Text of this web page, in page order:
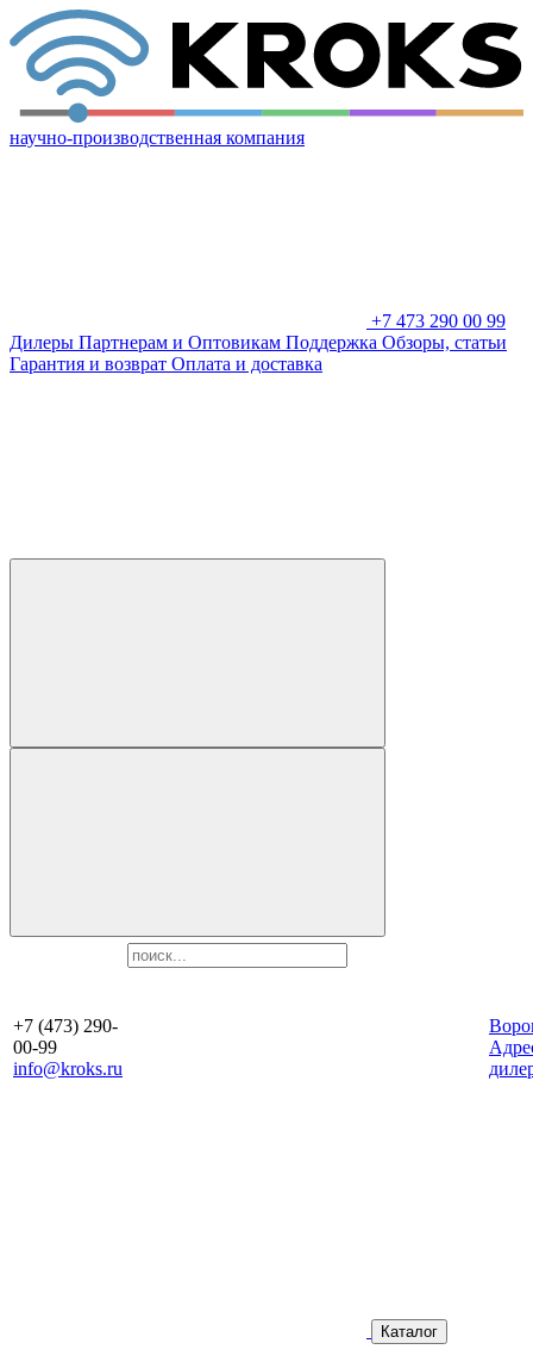
научно-производственная компания
+7 473 290 00 99
Дилеры Партнерам и Оптовикам Поддержка Обзоры, статьи
Гарантия и возврат Оплата и доставка
+7 (473) 290-
00-99
info@kroks.ru
Каталог